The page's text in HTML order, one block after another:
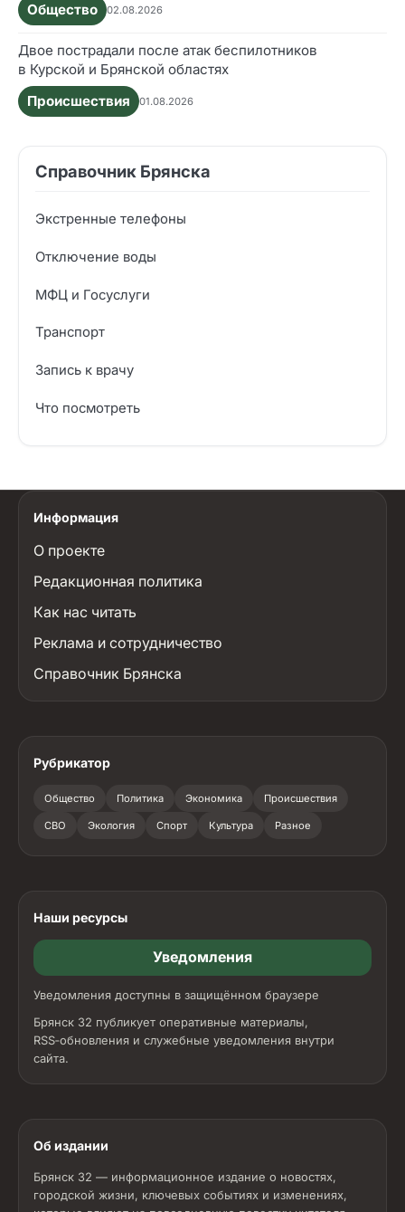
Общество
02.08.2026
Двое пострадали после атак беспилотников
в Курской и Брянской областях
Происшествия
01.08.2026
Справочник Брянска
Экстренные телефоны
Отключение воды
МФЦ и Госуслуги
Транспорт
Запись к врачу
Что посмотреть
Информация
О проекте
Редакционная политика
Как нас читать
Реклама и сотрудничество
Справочник Брянска
Рубрикатор
Общество Политика Экономика Происшествия
СВО Экология Спорт Культура Разное
Наши ресурсы
Уведомления
Уведомления доступны в защищённом браузере
Брянск 32 публикует оперативные материалы,
RSS‑обновления и служебные уведомления внутри
сайта.
Об издании
Брянск 32 — информационное издание о новостях,
городской жизни, ключевых событиях и изменениях,